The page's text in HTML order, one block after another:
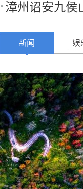
漳州诏安九侯
新闻 娱